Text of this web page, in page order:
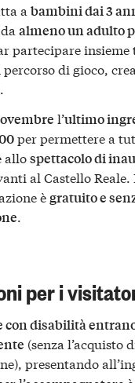
a bambini dai 3
almeno un adulto
partecipare insieme
di gioco,
l’ultimo
per permettere a
allospettacolo di
al Castello Reale.
ègratuito e
.
per i
con disabilità
(senza l’acquisto
presentando